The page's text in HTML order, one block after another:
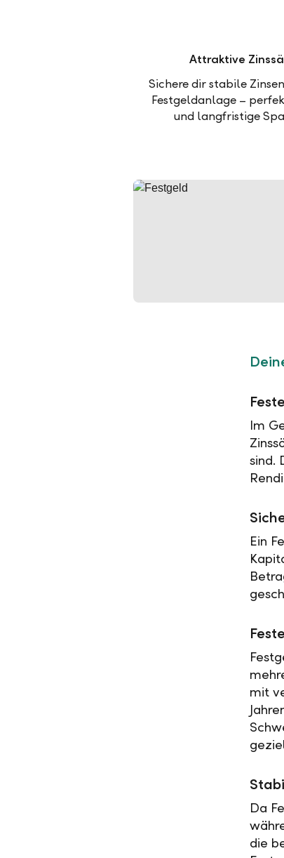
Attraktive
Sichere dir stabile
Festgeldanlage –
und langfristige
Im
sind.
Ein
mit
Da
die